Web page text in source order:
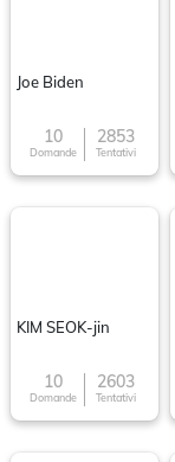
Joe Biden
10
Domande
2853
Tentativi
KIM SEOK-jin
10
Domande
2603
Tentativi